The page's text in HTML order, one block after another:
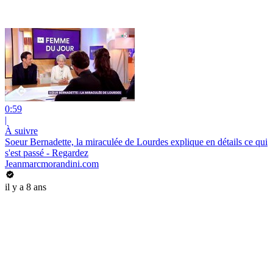
0:59
|
À suivre
Soeur Bernadette, la miraculée de Lourdes explique en détails ce qui
s'est passé - Regardez
Jeanmarcmorandini.com
il y a 8 ans